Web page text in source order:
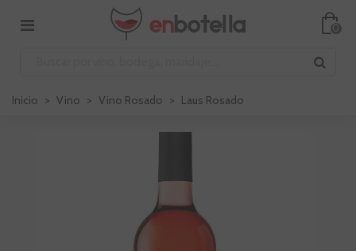
0
Inicio > Vino > Vino Rosado > Laus Rosado